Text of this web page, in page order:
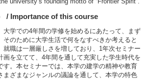
/ Importance of this course
学での4年間の学修を始めるにあたって、まず
そのために大学生活で何をなすべきか考えると
就職は一層厳しさを増しており、1年次セミナー
画を立てて、4年間を通して充実した学生時代を
す。本セミナーでは、本学の建学の精神や教育
まざまなジャンルの議論を通して、本学の特色